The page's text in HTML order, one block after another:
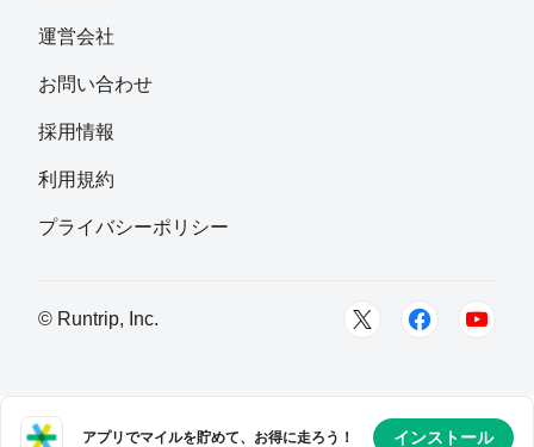
運営会社
お問い合わせ
採用情報
利用規約
プライバシーポリシー
© Runtrip, Inc.
アプリでマイルを貯めて、お得に走ろう！ インストール